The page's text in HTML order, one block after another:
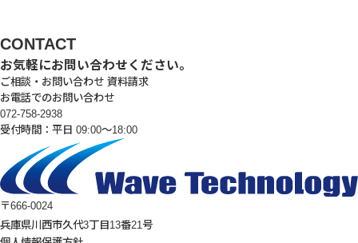
ペ
ー
ジ
送
り
CONTACT
お気軽にお問い合わせください。
ご相談・お問い合わせ 資料請求
お電話でのお問い合わせ
072-758-2938
受付時間：平日 09:00～18:00
〒666-0024
兵庫県川西市久代3丁目13番21号